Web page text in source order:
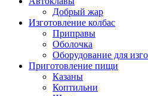
Добрый жар
Изготовление колбас
Приправы
Оболочка
Оборудование для
Приготовление пищи
Казаны
Коптильни